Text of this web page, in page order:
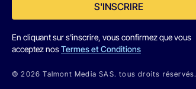
S'INSCRIRE
En cliquant sur s'inscrire, vous confirmez que vous
acceptez nosTermes et Conditions
© 2026 Talmont Media SAS. tous droits réservés.